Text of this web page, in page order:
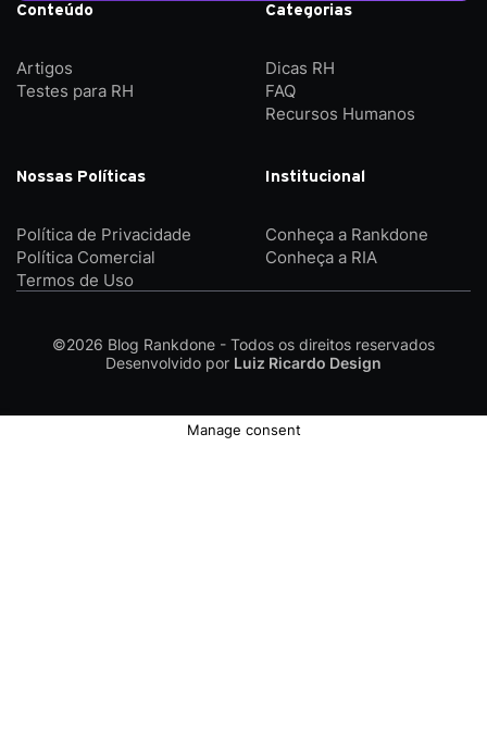
Conteúdo
Artigos
Testes para RH
Categorias
Dicas RH
FAQ
Recursos Humanos
Nossas Políticas
Política de Privacidade
Política Comercial
Termos de Uso
Institucional
Conheça a Rankdone
Conheça a RIA
©2026 Blog Rankdone - Todos os direitos reservados
Desenvolvido por Luiz Ricardo Design
Manage consent